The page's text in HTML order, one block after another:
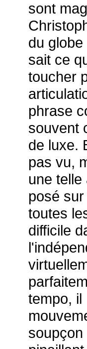
sont
du
sait ce
toucher
phrase
souvent
de luxe.
pas vu,
une
posé
toutes
difficile
tempo, il
soupçon